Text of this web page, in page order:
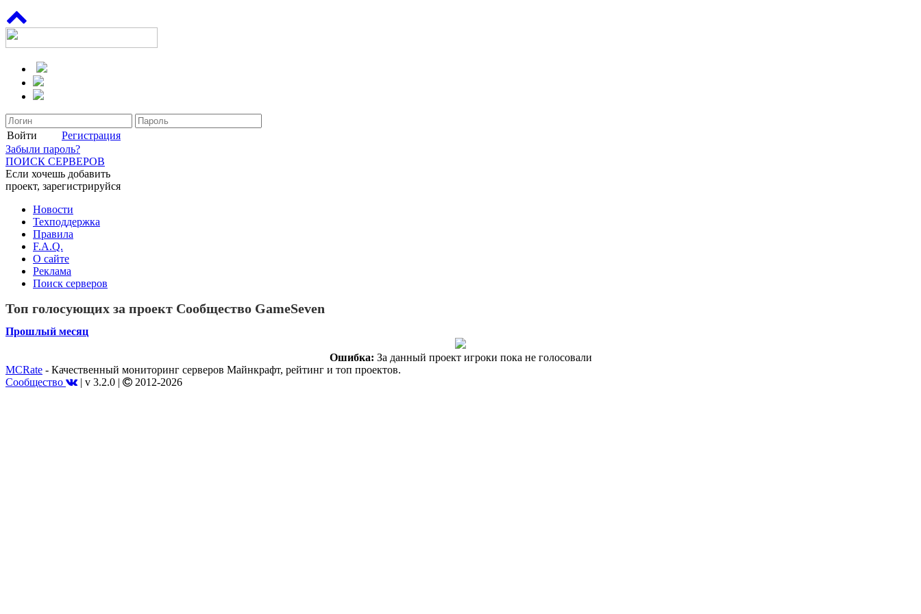
Войти
Регистрация
Забыли пароль?
ПОИСК СЕРВЕРОВ
Если хочешь добавить
проект, зарегистрируйся
Новости
Техподдержка
Правила
F.A.Q.
О сайте
Реклама
Поиск серверов
Топ голосующих за проект Сообщество GameSeven
Прошлый месяц
Ошибка: За данный проект игроки пока не голосовали
MCRate - Качественный мониторинг серверов Майнкрафт, рейтинг и топ проектов.
Сообщество
| v 3.2.0 | 2012-2026